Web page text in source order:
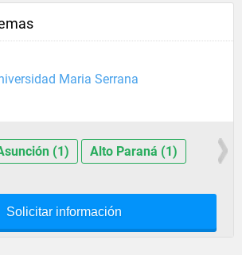
Maria Serrana
(1) Alto Paraná (1)
Solicitar información